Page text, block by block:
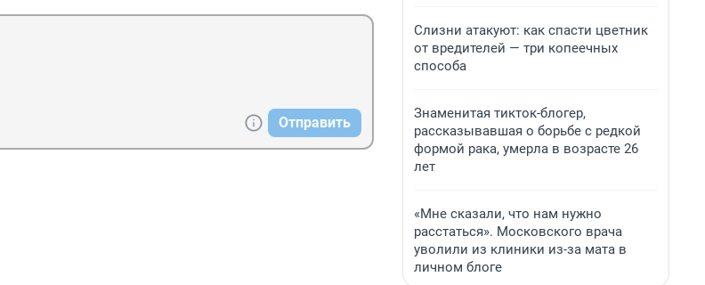
Отправить
Слизни атакуют: как спасти цветник
от вредителей — три копеечных
способа
Знаменитая тикток-блогер,
рассказывавшая о борьбе с редкой
формой рака, умерла в возрасте 26
лет
«Мне сказали, что нам нужно
расстаться». Московского врача
уволили из клиники из-за мата в
личном блоге